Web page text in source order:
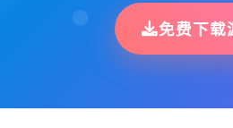
免费下载